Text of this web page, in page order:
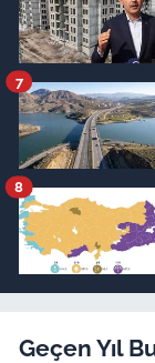
7
8
Geçen Yıl